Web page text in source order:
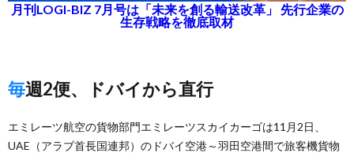
月刊LOGI-BIZ 7月号は「未来を創る輸送改革」 先行企業の
生存戦略を徹底取材
毎週2便、ドバイから直行
エミレーツ航空の貨物部門エミレーツスカイカーゴは11月2日、
UAE（アラブ首長国連邦）のドバイ空港～羽田空港間で旅客機貨物